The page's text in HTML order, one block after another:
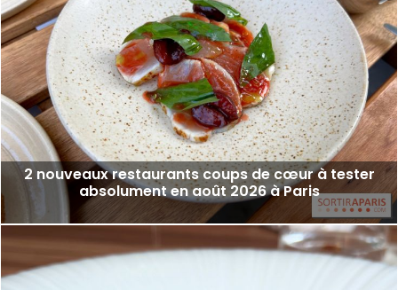
2 nouveaux restaurants coups de cœur à tester
absolument en août 2026 à Paris